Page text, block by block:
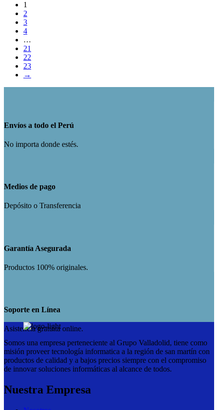
1
2
3
4
…
21
22
23
→
Envíos a todo el Perú
No importa donde estés.
Medios de pago
Depósito o Transferencia
Garantía Asegurada
Productos 100% originales.
Soporte en Línea
Asistencia gratuita online.
Somos una empresa perteneciente al Grupo Valladolid, tiene como
misión proveer tecnología informatica a la región de san martín con
productos de calidad y a bajos precios siempre con el compromiso
de innovar soluciones informáticas al alcance de todos.
Nuestra Empresa